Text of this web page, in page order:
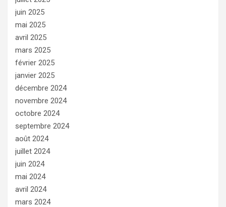
juin 2025
mai 2025
avril 2025
mars 2025
février 2025
janvier 2025
décembre 2024
novembre 2024
octobre 2024
septembre 2024
août 2024
juillet 2024
juin 2024
mai 2024
avril 2024
mars 2024